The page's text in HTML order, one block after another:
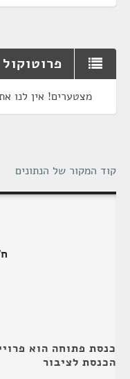
פרוטוקול
מצטערים! אין לנו
קוד המקור של הנתונים
כנסת פתוחה הוא
הכנסת לציבור